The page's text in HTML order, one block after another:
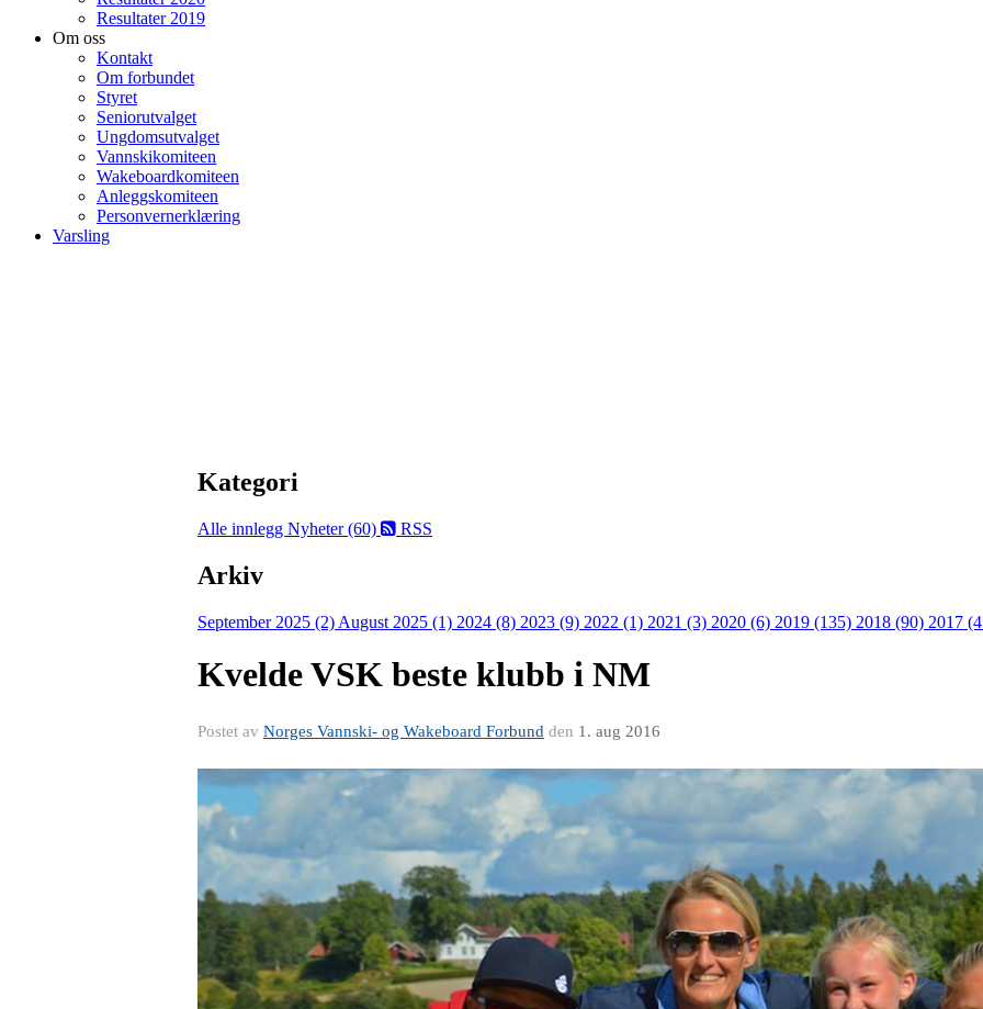
Resultater 2019
Om oss
Kontakt
Om forbundet
Styret
Seniorutvalget
Ungdomsutvalget
Vannskikomiteen
Wakeboardkomiteen
Anleggskomiteen
Personvernerklæring
Varsling
Kategori
Alle innlegg Nyheter (60) RSS
Arkiv
September 2025 (2) August 2025 (1) 2024 (8) 2023 (9) 2022 (1) 2021 (3) 2020 (6) 2019 (135) 2018 (90) 2017
Kvelde VSK beste klubb i NM
Postet av Norges Vannski- og Wakeboard Forbund den 1. aug 2016